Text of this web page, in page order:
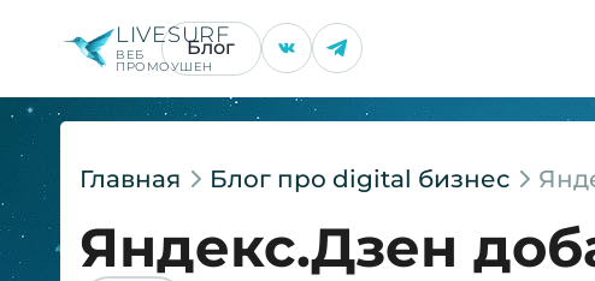
LIVESURF
ВЕБ
ПРОМОУШЕН
Блог
Главная Блог про digital бизнес
Яндекс.Дзен